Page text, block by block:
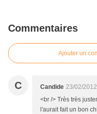
Commentaires
Ajouter un
C Candide 23/02/
<br /> Très très
l'aurait fait un bon